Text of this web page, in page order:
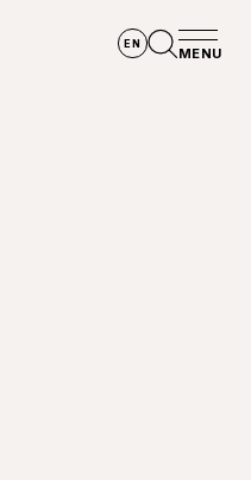
EN
MENU